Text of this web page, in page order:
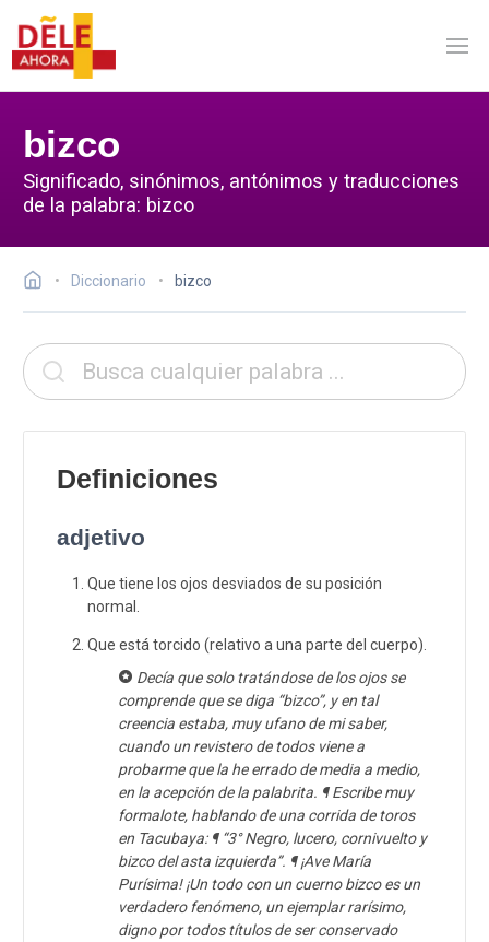
bizco
Significado, sinónimos, antónimos y traducciones
de la palabra: bizco
Diccionario bizco
Definiciones
adjetivo
Que tiene los ojos desviados de su posición
normal.
Que está torcido (relativo a una parte del cuerpo).
Decía que solo tratándose de los ojos se
comprende que se diga “bizco”, y en tal
creencia estaba, muy ufano de mi saber,
cuando un revistero de todos viene a
probarme que la he errado de media a medio,
en la acepción de la palabrita. ¶ Escribe muy
formalote, hablando de una corrida de toros
en Tacubaya: ¶ “3° Negro, lucero, cornivuelto y
bizco del asta izquierda”. ¶ ¡Ave María
Purísima! ¡Un todo con un cuerno bizco es un
verdadero fenómeno, un ejemplar rarísimo,
digno por todos títulos de ser conservado